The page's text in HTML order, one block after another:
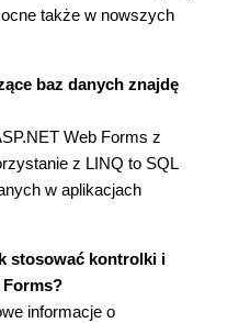
metody (55)
argument metody
(57)
(62)
(68)
if..else (68)
(68)
także w nowszych
baz danych znajdę
Web Forms z
z LINQ to SQL
w aplikacjach
stosować kontrolki i
Forms?
informacje o